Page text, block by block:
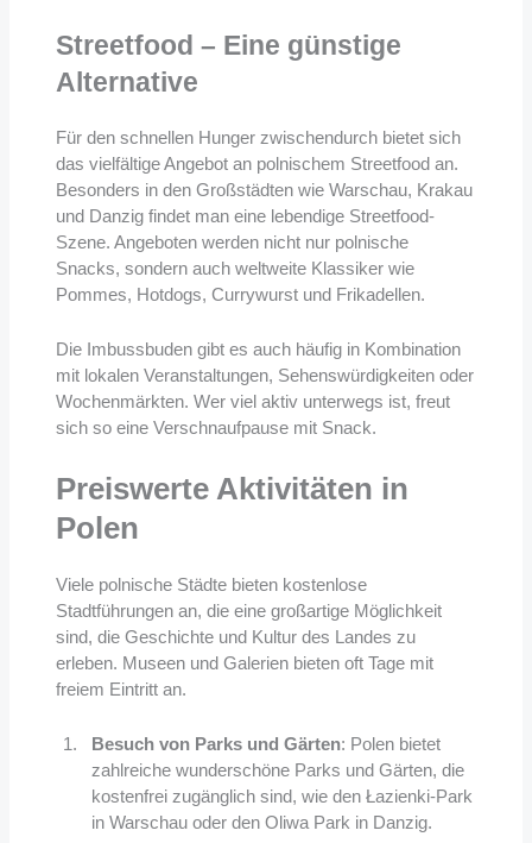
Streetfood – Eine günstige
Alternative
Für den schnellen Hunger zwischendurch bietet sich
das vielfältige Angebot an polnischem Streetfood an.
Besonders in den Großstädten wie Warschau, Krakau
und Danzig findet man eine lebendige Streetfood-
Szene. Angeboten werden nicht nur polnische
Snacks, sondern auch weltweite Klassiker wie
Pommes, Hotdogs, Currywurst und Frikadellen.
Die Imbussbuden gibt es auch häufig in Kombination
mit lokalen Veranstaltungen, Sehenswürdigkeiten oder
Wochenmärkten. Wer viel aktiv unterwegs ist, freut
sich so eine Verschnaufpause mit Snack.
Preiswerte Aktivitäten in
Polen
Viele polnische Städte bieten kostenlose
Stadtführungen an, die eine großartige Möglichkeit
sind, die Geschichte und Kultur des Landes zu
erleben. Museen und Galerien bieten oft Tage mit
freiem Eintritt an.
Besuch von Parks und Gärten: Polen bietet
zahlreiche wunderschöne Parks und Gärten, die
kostenfrei zugänglich sind, wie den Łazienki-Park
in Warschau oder den Oliwa Park in Danzig.